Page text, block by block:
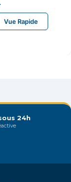
Vue Rapide
24h